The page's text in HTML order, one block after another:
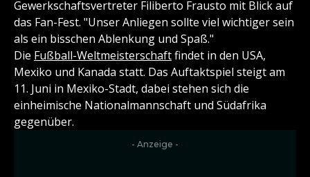
Gewerkschaftsvertreter Filiberto Frausto mit Blick auf
das Fan-Fest. "Unser Anliegen sollte viel wichtiger sein
als ein bisschen Ablenkung und Spaß."
Die Fußball-Weltmeisterschaftfindet in den USA,
Mexiko und Kanada statt. Das Auftaktspiel steigt am
11. Juni in Mexiko-Stadt, dabei stehen sich die
einheimische Nationalmannschaft und Südafrika
gegenüber.
- Anzeige -